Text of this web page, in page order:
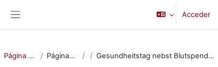
Acceder
Página Principal Páginas del sitio Gesundheitstag nebst Blutspende-Aktion am 22.10.2019